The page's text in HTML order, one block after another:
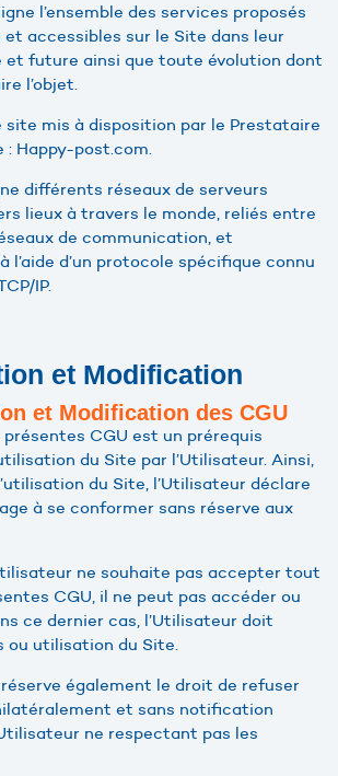
l’ensemble des services proposés
accessibles sur le Site dans leur
et future ainsi que toute évolution dont
l’objet.
site mis à disposition par le Prestataire
: Happy-post.com.
différents réseaux de serveurs
lieux à travers le monde, reliés entre
de communication, et
l’aide d’un protocole spécifique connu
IP.
et Modification
et Modification des CGU
présentes CGU est un prérequis
du Site par l’Utilisateur. Ainsi,
du Site, l’Utilisateur déclare
à se conformer sans réserve aux
ne souhaite pas accepter tout
CGU, il ne peut pas accéder ou
ce dernier cas, l’Utilisateur doit
ou utilisation du Site.
également le droit de refuser
et sans notification
ne respectant pas les